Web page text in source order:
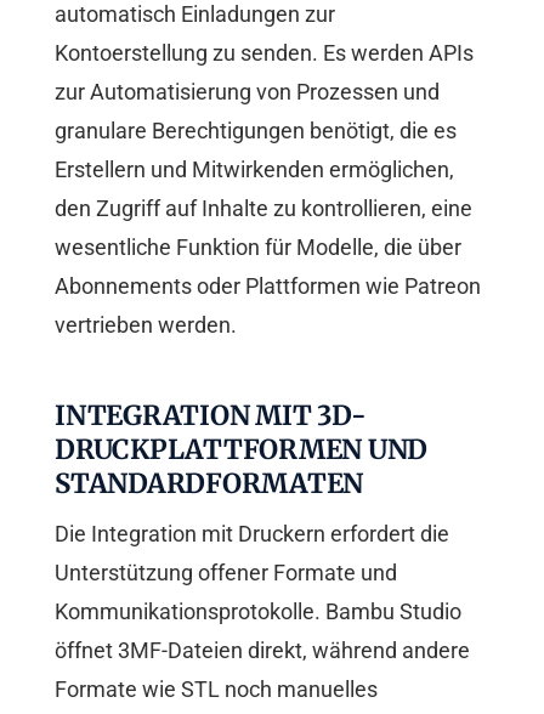
automatisch Einladungen zur
Kontoerstellung zu senden. Es werden APIs
zur Automatisierung von Prozessen und
granulare Berechtigungen benötigt, die es
Erstellern und Mitwirkenden ermöglichen,
den Zugriff auf Inhalte zu kontrollieren, eine
wesentliche Funktion für Modelle, die über
Abonnements oder Plattformen wie Patreon
vertrieben werden.
INTEGRATION MIT 3D-
DRUCKPLATTFORMEN UND
STANDARDFORMATEN
Die Integration mit Druckern erfordert die
Unterstützung offener Formate und
Kommunikationsprotokolle. Bambu Studio
öffnet 3MF-Dateien direkt, während andere
Formate wie STL noch manuelles